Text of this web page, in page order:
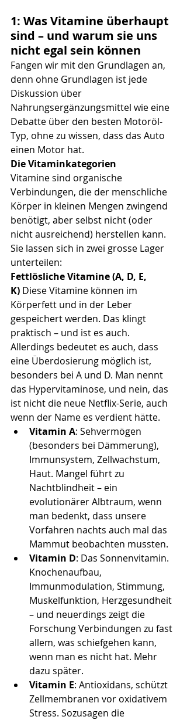
1: Was Vitamine überhaupt
sind – und warum sie uns
nicht egal sein können
Fangen wir mit den Grundlagen an,
denn ohne Grundlagen ist jede
Diskussion über
Nahrungsergänzungsmittel wie eine
Debatte über den besten Motoröl-
Typ, ohne zu wissen, dass das Auto
einen Motor hat.
Die Vitaminkategorien
Vitamine sind organische
Verbindungen, die der menschliche
Körper in kleinen Mengen zwingend
benötigt, aber selbst nicht (oder
nicht ausreichend) herstellen kann.
Sie lassen sich in zwei grosse Lager
unterteilen:
Fettlösliche Vitamine (A, D, E,
K) Diese Vitamine können im
Körperfett und in der Leber
gespeichert werden. Das klingt
praktisch – und ist es auch.
Allerdings bedeutet es auch, dass
eine Überdosierung möglich ist,
besonders bei A und D. Man nennt
das Hypervitaminose, und nein, das
ist nicht die neue Netflix-Serie, auch
wenn der Name es verdient hätte.
Vitamin A: Sehvermögen
(besonders bei Dämmerung),
Immunsystem, Zellwachstum,
Haut. Mangel führt zu
Nachtblindheit – ein
evolutionärer Albtraum, wenn
man bedenkt, dass unsere
Vorfahren nachts auch mal das
Mammut beobachten mussten.
Vitamin D: Das Sonnenvitamin.
Knochenaufbau,
Immunmodulation, Stimmung,
Muskelfunktion, Herzgesundheit
– und neuerdings zeigt die
Forschung Verbindungen zu fast
allem, was schiefgehen kann,
wenn man es nicht hat. Mehr
dazu später.
Vitamin E: Antioxidans, schützt
Zellmembranen vor oxidativem
Stress. Sozusagen die